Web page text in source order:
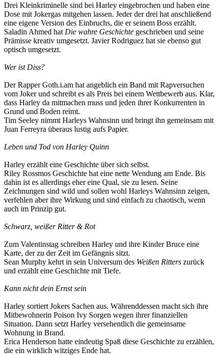
Drei Kleinkriminelle sind bei Harley eingebrochen und haben eine
Dose mit Jokergas mitgehen lassen. Jeder der drei hat anschließend
eine eigene Version des Einbruchs, die er seinem Boss erzählt.
Saladin Ahmed hat Die wahre Geschichte geschrieben und seine
Prämisse kreativ umgesetzt. Javier Rodriguez hat sie ebenso gut
optisch umgesetzt.
Wer ist Diss?
Der Rapper Goth.i.am hat angeblich ein Band mit Rapversuchen
vom Joker und schreibt es als Preis bei einem Wettbewerb aus. Klar,
dass Harley da mitmachen muss und jeden ihrer Konkurrenten in
Grund und Boden reimt.
Tim Seeley nimmt Harleys Wahnsinn und bringt ihn gemeinsam mit
Juan Ferreyra überaus lustig aufs Papier.
Leben und Tod von Harley Quinn
Harley erzählt eine Geschichte über sich selbst.
Riley Rossmos Geschichte hat eine nette Wendung am Ende. Bis
dahin ist es allerdings eher eine Qual, sie zu lesen. Seine
Zeichnungen sind wild und sollen wohl Harleys Wahnsinn zeigen,
verfehlen aber ihre Wirkung und sind einfach zu chaotisch, wenn
auch im Prinzip gut.
Schwarz, weißer Ritter & Rot
Zum Valentinstag schreiben Harley und ihre Kinder Bruce eine
Karte, der zu der Zeit im Gefängnis sitzt.
Sean Murphy kehrt in sein Universum des Weißen Ritters zurück
und erzählt eine Geschichte mit Tiefe.
Kann nicht dein Ernst sein
Harley sortiert Jokers Sachen aus. Währenddessen macht sich ihre
Mitbewohnerin Poison Ivy Sorgen wegen ihrer finanziellen
Situation. Dann setzt Harley versehentlich die gemeinsame
Wohnung in Brand.
Erica Henderson hatte eindeutig Spaß diese Geschichte zu erzählen,
die ein wirklich witziges Ende hat.